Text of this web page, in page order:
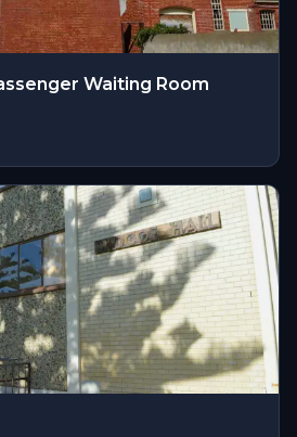
Waiting Room